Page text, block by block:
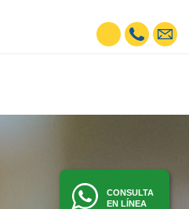
CONSULTA
EN LÍNEA